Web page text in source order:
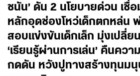
ชนัน’ ดัน 2 นโยบายด่วน เชื่อ
หลักอุดช่องโหว่เด็กตกหล่น
สอบแข่งขันเด็กเล็ก มุ่งเปลี่ยน
‘เรียนรู้ผ่านการเล่น’ คืนคว
กดดัน หวังปูทางสร้างทุนมนุ